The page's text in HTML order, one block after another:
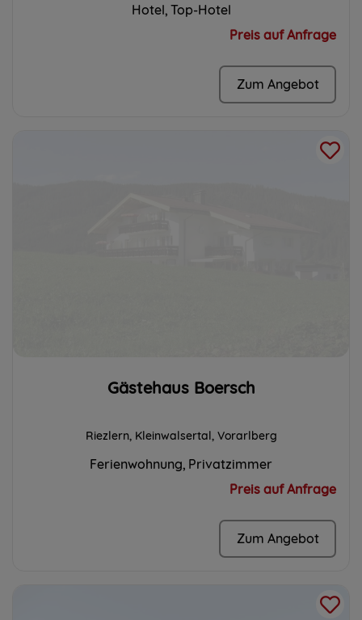
Hotel Top-Hotel
Preis auf Anfrage
Zum Angebot
Gästehaus Boersch
Riezlern, Kleinwalsertal, Vorarlberg
Ferienwohnung Privatzimmer
Preis auf Anfrage
Zum Angebot